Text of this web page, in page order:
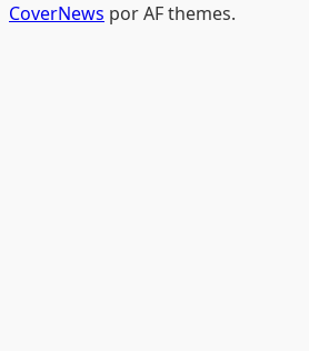
CoverNews por AF themes.